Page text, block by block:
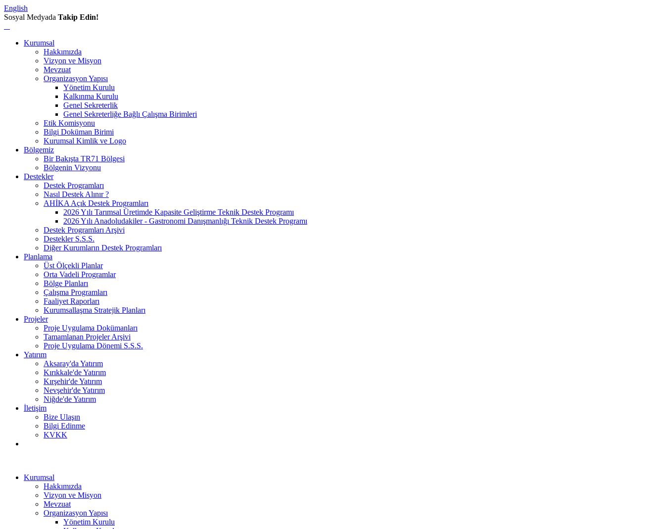
English
Sosyal Medyada Takip Edin!
Kurumsal
Hakkımızda
Vizyon ve Misyon
Mevzuat
Organizasyon Yapısı
Yönetim Kurulu
Kalkınma Kurulu
Genel Sekreterlik
Genel Sekreterliğe Bağlı Çalışma Birimleri
Etik Komisyonu
Bilgi Doküman Birimi
Kurumsal Kimlik ve Logo
Bölgemiz
Bir Bakışta TR71 Bölgesi
Bölgenin Vizyonu
Destekler
Destek Programları
Nasıl Destek Alınır ?
AHİKA Açık Destek Programları
2026 Yılı Tarımsal Üretimde Kapasite Geliştirme Teknik Destek Programı
2026 Yılı Anadoludakiler - Gastronomi Danışmanlığı Teknik Destek Programı
Destek Programları Arşivi
Destekler S.S.S.
Diğer Kurumların Destek Programları
Planlama
Üst Ölçekli Planlar
Orta Vadeli Programlar
Bölge Planları
Çalışma Programları
Faaliyet Raporları
Kurumsallaşma Stratejik Planları
Projeler
Proje Uygulama Dokümanları
Tamamlanan Projeler Arşivi
Proje Uygulama Dönemi S.S.S.
Yatırım
Aksaray'da Yatırım
Kırıkkale'de Yatırım
Kırşehir'de Yatırım
Nevşehir'de Yatırım
Niğde'de Yatırım
İletişim
Bize Ulaşın
Bilgi Edinme
KVKK
Kurumsal
Hakkımızda
Vizyon ve Misyon
Mevzuat
Organizasyon Yapısı
Yönetim Kurulu